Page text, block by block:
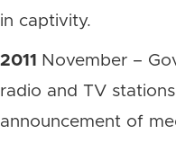
in captivity.
2011
November –
radio and TV
announcement of